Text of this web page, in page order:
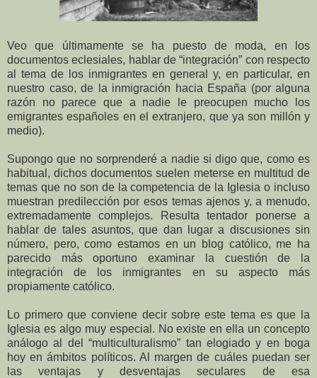
Veo que últimamente se ha puesto de moda, en los
documentos eclesiales, hablar de “integración” con respecto
al tema de los inmigrantes en general y, en particular, en
nuestro caso, de la inmigración hacia España (por alguna
razón no parece que a nadie le preocupen mucho los
emigrantes españoles en el extranjero, que ya son millón y
medio).
Supongo que no sorprenderé a nadie si digo que, como es
habitual, dichos documentos suelen meterse en multitud de
temas que no son de la competencia de la Iglesia o incluso
muestran predilección por esos temas ajenos y, a menudo,
extremadamente complejos. Resulta tentador ponerse a
hablar de tales asuntos, que dan lugar a discusiones sin
número, pero, como estamos en un blog católico, me ha
parecido más oportuno examinar la cuestión de la
integración de los inmigrantes en su aspecto más
propiamente católico.
Lo primero que conviene decir sobre este tema es que la
Iglesia es algo muy especial. No existe en ella un concepto
análogo al del “multiculturalismo” tan elogiado y en boga
hoy en ámbitos políticos. Al margen de cuáles puedan ser
las ventajas y desventajas seculares de esa